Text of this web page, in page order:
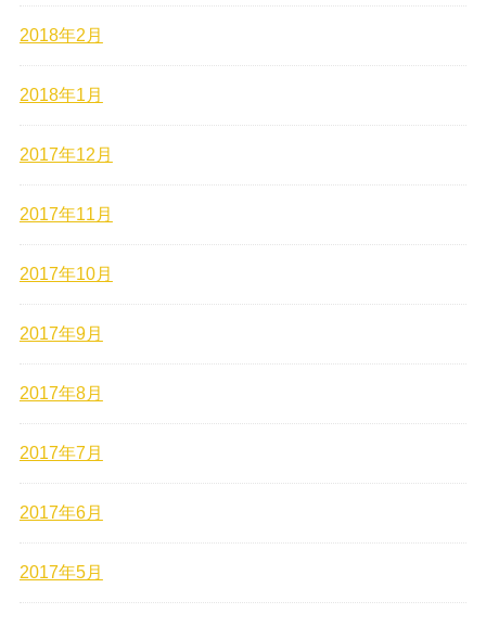
2018年2月
2018年1月
2017年12月
2017年11月
2017年10月
2017年9月
2017年8月
2017年7月
2017年6月
2017年5月